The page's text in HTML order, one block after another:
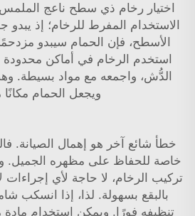
اختيار رخام ذي سطح ناعج
الاستخدام المفرط للرخام؛ إذ
الأسطح، فإن الحمام سيبدو
استخدم الرخام في أماكن
الدُّش، واجمعه مع مواد بسيطة.
ويجعل الحمام مكانًا
خطأ شائع آخر هو إهمال الصيانة.
خاصة للحفاظ على مظهره الجميل.
تركيب الرخام، لا حاجة لأي إجراءات
بالبقع بسهولة. لذا، إذا انسكب